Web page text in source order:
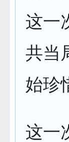
这一
共当
始珍
这一